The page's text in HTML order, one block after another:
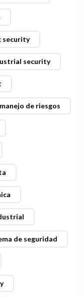
security
security
manejo de riesgos
de seguridad